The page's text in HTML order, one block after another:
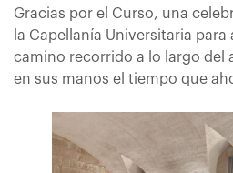
Gracias por el Curso, una
la Capellanía Universitaria para
camino recorrido a lo largo del
en sus manos el tiempo que